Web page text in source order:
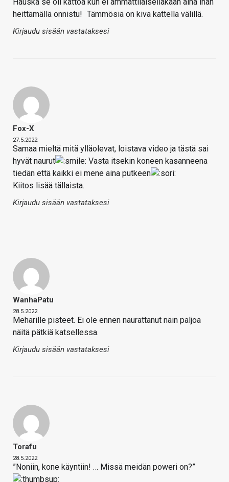
heittämällä onnistu! Tämmösiä on kiva kattella välillä.
Kirjaudu sisään vastataksesi
Fox-X
27.5.2022
Samaa mieltä mitä ylläolevat, loistava video ja tästä sai
hyvät naurut
Vasta itsekin koneen kasanneena
tiedän että kaikki ei mene aina putkeen
Kiitos lisää tällaista.
Kirjaudu sisään vastataksesi
WanhaPatu
28.5.2022
Meharille pisteet. Ei ole ennen naurattanut näin paljoa
näitä pätkiä katsellessa.
Kirjaudu sisään vastataksesi
Torafu
28.5.2022
”Noniin, kone käyntiin! … Missä meidän poweri on?”